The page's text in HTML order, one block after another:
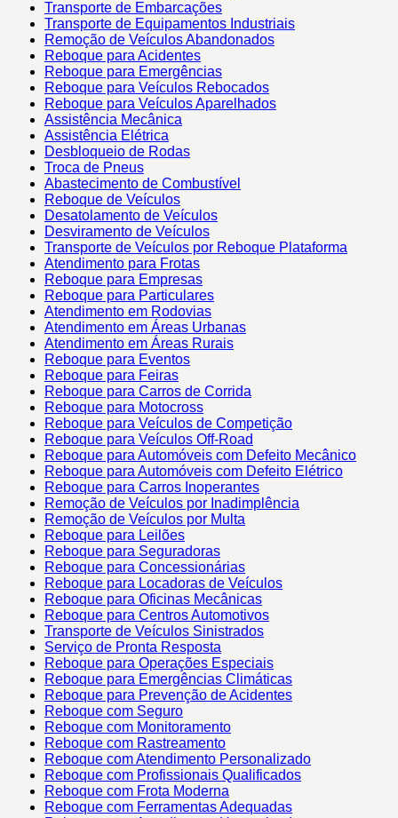
Transporte de Embarcações
Transporte de Equipamentos Industriais
Remoção de Veículos Abandonados
Reboque para Acidentes
Reboque para Emergências
Reboque para Veículos Rebocados
Reboque para Veículos Aparelhados
Assistência Mecânica
Assistência Elétrica
Desbloqueio de Rodas
Troca de Pneus
Abastecimento de Combustível
Reboque de Veículos
Desatolamento de Veículos
Desviramento de Veículos
Transporte de Veículos por Reboque Plataforma
Atendimento para Frotas
Reboque para Empresas
Reboque para Particulares
Atendimento em Rodovias
Atendimento em Áreas Urbanas
Atendimento em Áreas Rurais
Reboque para Eventos
Reboque para Feiras
Reboque para Carros de Corrida
Reboque para Motocross
Reboque para Veículos de Competição
Reboque para Veículos Off-Road
Reboque para Automóveis com Defeito Mecânico
Reboque para Automóveis com Defeito Elétrico
Reboque para Carros Inoperantes
Remoção de Veículos por Inadimplência
Remoção de Veículos por Multa
Reboque para Leilões
Reboque para Seguradoras
Reboque para Concessionárias
Reboque para Locadoras de Veículos
Reboque para Oficinas Mecânicas
Reboque para Centros Automotivos
Transporte de Veículos Sinistrados
Serviço de Pronta Resposta
Reboque para Operações Especiais
Reboque para Emergências Climáticas
Reboque para Prevenção de Acidentes
Reboque com Seguro
Reboque com Monitoramento
Reboque com Rastreamento
Reboque com Atendimento Personalizado
Reboque com Profissionais Qualificados
Reboque com Frota Moderna
Reboque com Ferramentas Adequadas